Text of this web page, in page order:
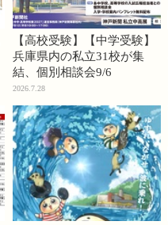
【高校受験】【中学受験】
兵庫県内の私立31校が集
結、個別相談会9/6
2026.7.28